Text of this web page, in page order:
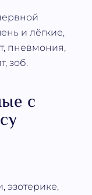
и лёгкие,
пневмония,
зоб.
с
эзотерике,